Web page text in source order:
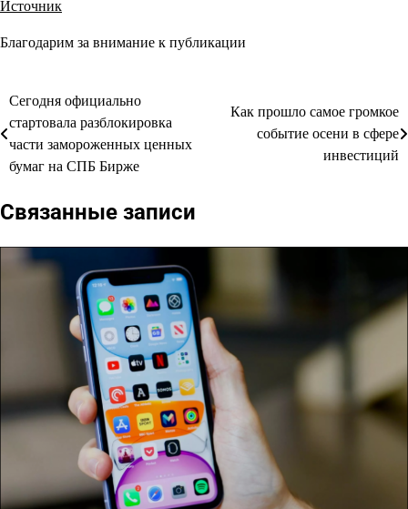
Источник
Благодарим за внимание к публикации
Навигация
по
записям
Сегодня официально
стартовала разблокировка
части замороженных ценных
бумаг на СПБ Бирже
Как прошло самое громкое
событие осени в сфере
инвестиций
Связанные записи